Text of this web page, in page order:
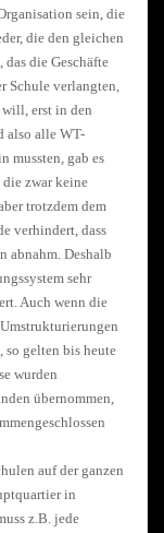
sein, die
die den gleichen
die Geschäfte
Schule verlangten,
will, erst in den
also alle WT-
mussten, gab es
die zwar keine
trotzdem dem
verhindert, dass
abnahm. Deshalb
sehr
Auch wenn die
so gelten bis heute
wurden
übernommen,
auf der ganzen
in
z.B. jede